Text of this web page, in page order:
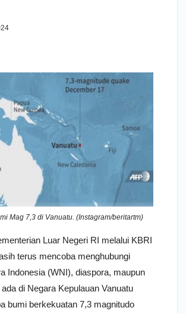
Mag 7,3 di Vanuatu. (Instagram/beritartm)
Luar Negeri RI melalui KBRI
terus mencoba menghubungi
Indonesia (WNI), diaspora, maupun
di Negara Kepulauan Vanuatu
bumi berkekuatan 7,3 magnitudo